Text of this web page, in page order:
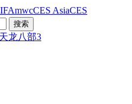
IFAmwcCES AsiaCES
天龙八部3